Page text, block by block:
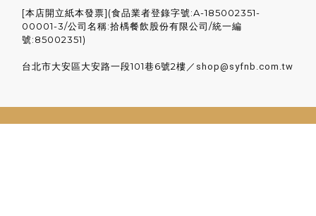
[本店開立紙本發票](食品業者登錄字號:A-185002351-
00001-3/公司名稱:拾楀餐飲股份有限公司/統一編
號:85002351)
台北市大安區大安路一段101巷6號2樓／ shop@syfnb.com.tw